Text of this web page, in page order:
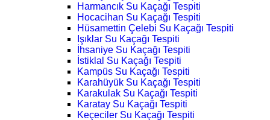
Harmancık Su Kaçağı Tespiti
Hocacihan Su Kaçağı Tespiti
Hüsamettin Çelebi Su Kaçağı Tespiti
Işıklar Su Kaçağı Tespiti
İhsaniye Su Kaçağı Tespiti
İstiklal Su Kaçağı Tespiti
Kampüs Su Kaçağı Tespiti
Karahüyük Su Kaçağı Tespiti
Karakulak Su Kaçağı Tespiti
Karatay Su Kaçağı Tespiti
Keçeciler Su Kaçağı Tespiti